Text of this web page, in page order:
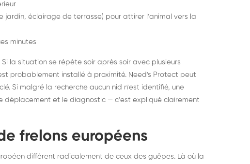
jardin, éclairage de terrasse) pour attirer l'animal vers la
minutes
la situation se répète soir après soir avec plusieurs
probablement installé à proximité. Need's Protect peut
Si malgré la recherche aucun nid n'est identifié, une
déplacement et le diagnostic — c'est expliqué clairement
frelons européens
diffèrent radicalement de ceux des guêpes. Là où la